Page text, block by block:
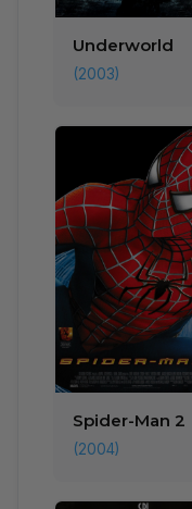
Underworld
(2003)
Spider-Man 2
(2004)